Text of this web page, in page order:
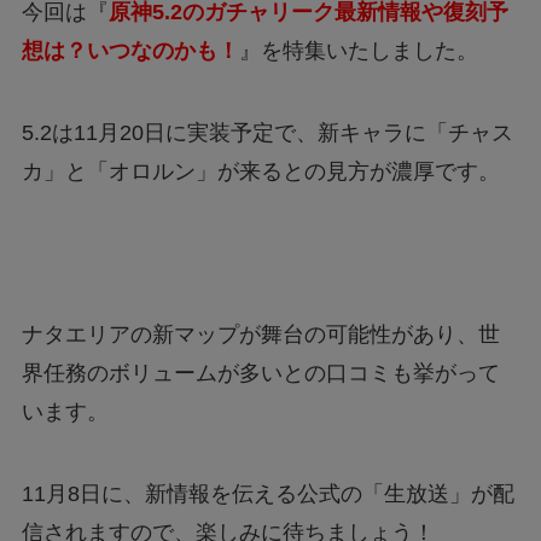
今回は『 原神5.2のガチャリーク最新情報や復刻予
想は？いつなのかも！ 』を特集いたしました。
5.2は11月20日に実装予定で、新キャラに「チャス
カ」と「オロルン」が来るとの見方が濃厚です。
ナタエリアの新マップが舞台の可能性があり、世
界任務のボリュームが多いとの口コミも挙がって
います。
11月8日に、新情報を伝える公式の「生放送」が配
信されますので、楽しみに待ちましょう！